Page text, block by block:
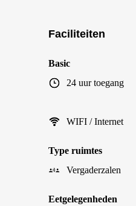
Faciliteiten
Basic
24 uur toegang
WIFI / Internet
Type ruimtes
Vergaderzalen
Eetgelegenheden